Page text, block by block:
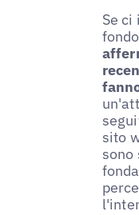
Se
sito
sono